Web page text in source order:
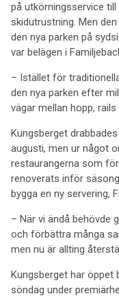
på utkörningsservice
skidutrustning. Men
den nya parken på
var belägen i
– Istället för
den nya parken efter
vägar mellan hopp,
Kungsberget
augusti, men ur något
restaurangerna som
renoverats inför
bygga en ny servering,
– När vi ändå behövde
och förbättra många
men nu är allting
Kungsberget har öppet
söndag under